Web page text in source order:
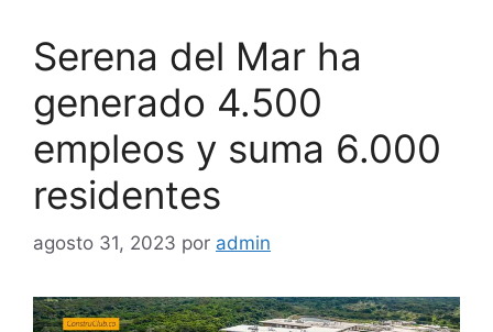
Serena del Mar ha
generado 4.500
empleos y suma 6.000
residentes
agosto 31, 2023 por admin